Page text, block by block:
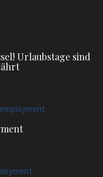
Urlaubstage sind